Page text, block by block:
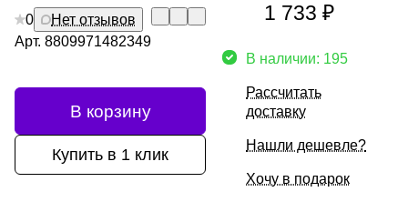
0
Нет отзывов
Арт. 8809971482349
В корзину
Купить в 1 клик
1 733 ₽
В наличии: 195
Рассчитать
доставку
Нашли дешевле?
Хочу в подарок